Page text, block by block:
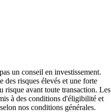
un conseil en investissement.
risques élevés et une forte
risque avant toute transaction. Les
à des conditions d'éligibilité et
nos conditions générales.